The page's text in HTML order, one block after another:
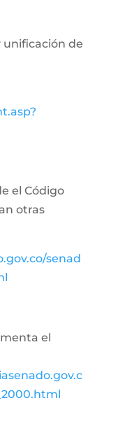
unificación de
el Código
otras
senad
el